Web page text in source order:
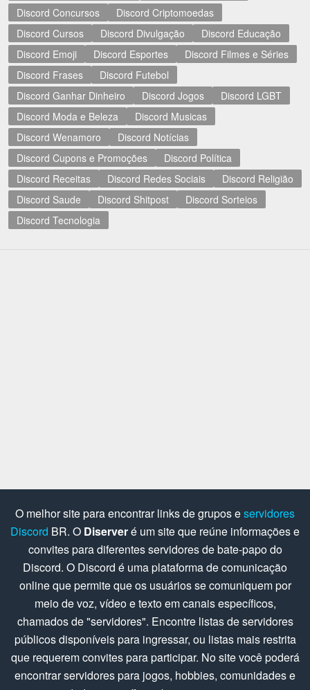
Discord Concursos
Discord Criptomoedas
Discord Cursos
Discord Divulgação
Discord Educação
Discord Emoji
Discord Esportes
Discord Filmes e Séries
Discord Frases
Discord Futebol
Discord Ganhar Dinheiro
Discord Jogos
Discord LGBT
Discord Moda e Beleza
Discord Musicas
Discord Wenamoro
Discord Notícias
Discord Cupons e Promoções
Discord Política
Discord Receitas
Discord Redes Sociais
Discord Religião
Discord Saude
Discord Shitpost
Discord Sorteios
Discord Tecnologia
O melhor site para encontrar links de grupos eservidores
Discord BR. O Diserveré um site que reúne informações e
convites para diferentes servidores de bate-papo do
Discord. O Discord é uma plataforma de comunicação
online que permite que os usuários se comuniquem por
meio de voz, vídeo e texto em canais específicos,
chamados de "servidores". Encontre listas de servidores
públicos disponíveis para ingressar, ou listas mais restrita
que requerem convites para participar. No site você poderá
encontrar servidores para jogos, hobbies, comunidades e